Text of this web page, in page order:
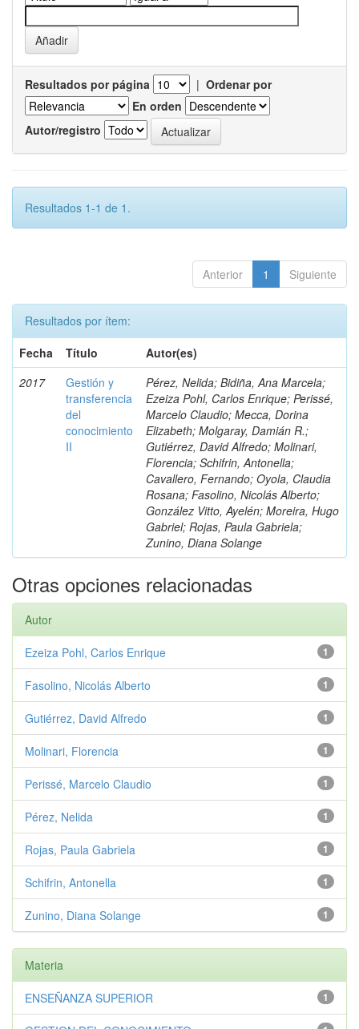
Resultados por página | Ordenar por
En orden
Autor/registro
Resultados 1-1 de 1.
Anterior 1 Siguiente
Resultados por ítem:
Fecha
Título
Autor(es)
2017
Gestión y
transferencia
del
conocimiento
II
Pérez, Nelida; Bidiña, Ana Marcela;
Ezeiza Pohl, Carlos Enrique; Perissé,
Marcelo Claudio; Mecca, Dorina
Elizabeth; Molgaray, Damián R.;
Gutiérrez, David Alfredo; Molinari,
Florencia; Schifrin, Antonella;
Cavallero, Fernando; Oyola, Claudia
Rosana; Fasolino, Nicolás Alberto;
González Vitto, Ayelén; Moreira, Hugo
Gabriel; Rojas, Paula Gabriela;
Zunino, Diana Solange
Otras opciones relacionadas
Autor
1
Ezeiza Pohl, Carlos Enrique
1
Fasolino, Nicolás Alberto
1
Gutiérrez, David Alfredo
1
Molinari, Florencia
1
Perissé, Marcelo Claudio
1
Pérez, Nelida
1
Rojas, Paula Gabriela
1
Schifrin, Antonella
1
Zunino, Diana Solange
Materia
1
ENSEÑANZA SUPERIOR